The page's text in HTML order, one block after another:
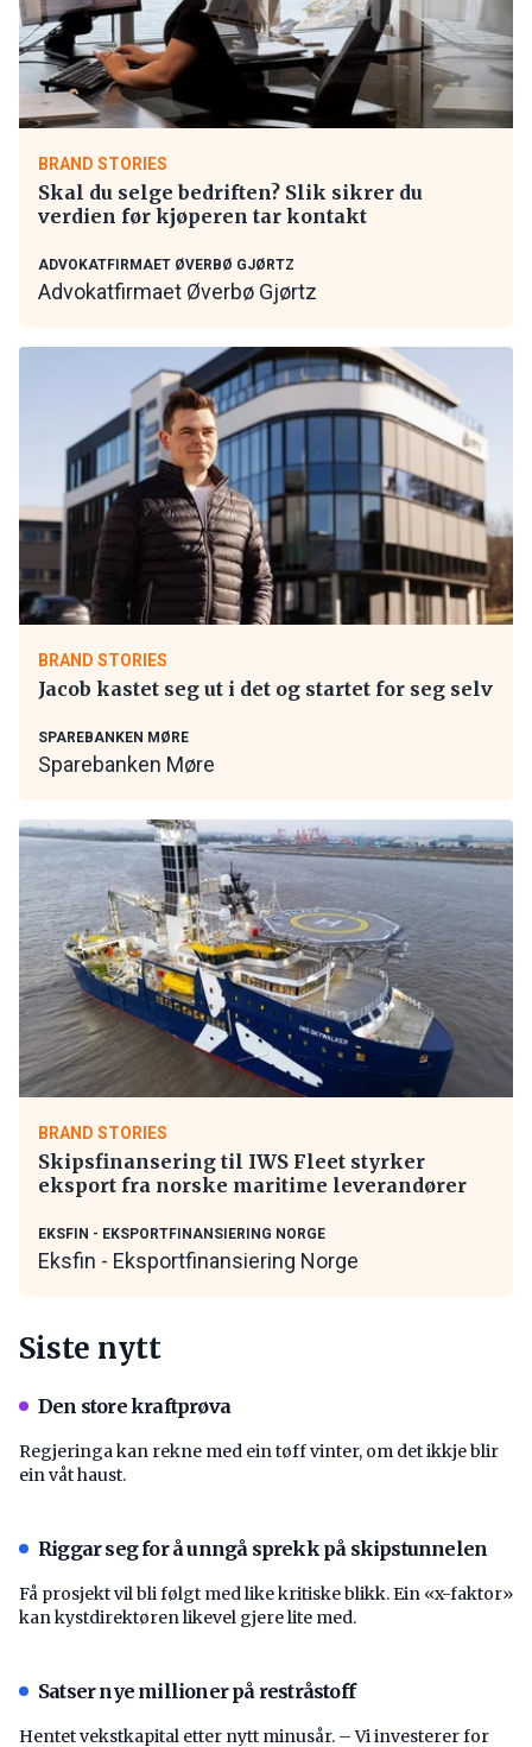
BRAND STORIES
Skal du selge bedriften? Slik sikrer du
verdien før kjøperen tar kontakt
ADVOKATFIRMAET ØVERBØ GJØRTZ
Advokatfirmaet Øverbø Gjørtz
BRAND STORIES
Jacob kastet seg ut i det og startet for seg selv
SPAREBANKEN MØRE
Sparebanken Møre
BRAND STORIES
Skipsfinansering til IWS Fleet styrker
eksport fra norske maritime leverandører
EKSFIN - EKSPORTFINANSIERING NORGE
Eksfin - Eksportfinansiering Norge
Siste nytt
Den store kraftprøva
Regjeringa kan rekne med ein tøff vinter, om det ikkje blir
ein våt haust.
Riggar seg for å unngå sprekk på skipstunnelen
Få prosjekt vil bli følgt med like kritiske blikk. Ein «x-faktor»
kan kystdirektøren likevel gjere lite med.
Satser nye millioner på restråstoff
Hentet vekstkapital etter nytt minusår. – Vi investerer for